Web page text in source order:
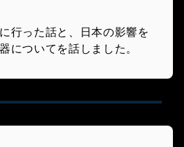
行った話と、日本の影響を
についてを話しました。